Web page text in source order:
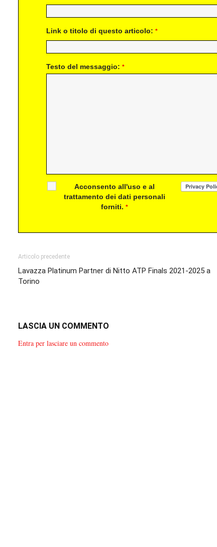
Link o titolo di questo articolo: *
Testo del messaggio: *
Acconsento all'uso e al
trattamento dei dati personali
forniti.*
Articolo precedente
Lavazza Platinum Partner di Nitto ATP Finals 2021-2025 a
Torino
LASCIA UN COMMENTO
Entra per lasciare un commento